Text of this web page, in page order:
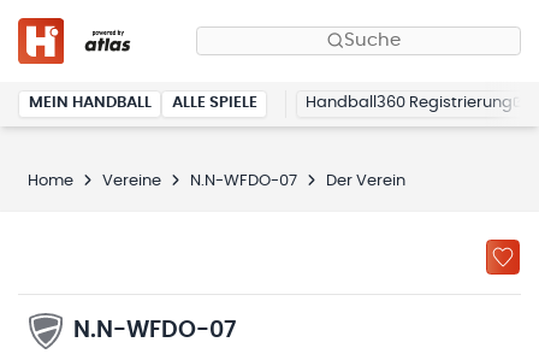
Suche
MEIN HANDBALL ALLE SPIELE Handball360 Registrierung
Home Vereine N.N-WFDO-07 Der Verein
N.N-WFDO-07